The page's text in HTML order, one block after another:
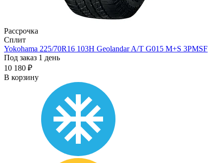
Рассрочка
Сплит
Yokohama 225/70R16 103H Geolandar A/T G015 M+S 3PMSF
Под заказ 1 день
10 180 ₽
В корзину